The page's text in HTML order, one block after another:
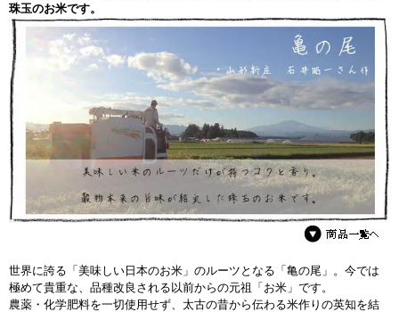
珠玉のお米です。
世界に誇る「美味しい日本のお米」のルーツとなる「亀の尾」。今では
極めて貴重な、品種改良される以前からの元祖「お米」です。
農薬・化学肥料を一切使用せず、太古の昔から伝わる米作りの英知を結